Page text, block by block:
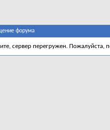
форума
сервер перегружен. Пожалуйста,